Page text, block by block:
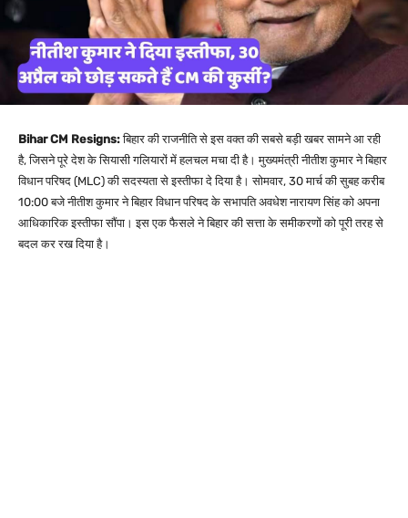
Bihar CM Resigns:बिहार की राजनीति से इस वक्त की सबसे बड़ी खबर सामने आ रही
है, जिसने पूरे देश के सियासी गलियारों में हलचल मचा दी है। मुख्यमंत्री नीतीश कुमार ने बिहार
विधान परिषद (MLC) की सदस्यता से इस्तीफा दे दिया है। सोमवार, 30 मार्च की सुबह करीब
10:00 बजे नीतीश कुमार ने बिहार विधान परिषद के सभापति अवधेश नारायण सिंह को अपना
आधिकारिक इस्तीफा सौंपा। इस एक फैसले ने बिहार की सत्ता के समीकरणों को पूरी तरह से
बदल कर रख दिया है।